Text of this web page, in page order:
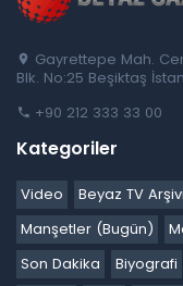
Gayrettepe Mah.
Blk. No:25 Beşiktaş
+90 212 333 33 00
Kategoriler
Video Beyaz TV Arşivi
Manşetler (Bugün)
Son Dakika
Biyografi